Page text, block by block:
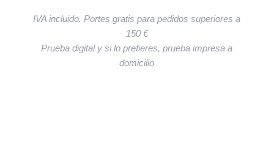
IVA incluido. Portes gratis para pedidos superiores a
150 €
Prueba digital y si lo prefieres, prueba impresa a
domicilio